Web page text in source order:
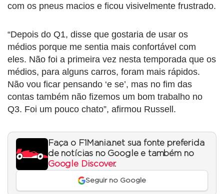
com os pneus macios e ficou visivelmente frustrado.
“Depois do Q1, disse que gostaria de usar os
médios porque me sentia mais confortável com
eles. Não foi a primeira vez nesta temporada que os
médios, para alguns carros, foram mais rápidos.
Não vou ficar pensando ‘e se’, mas no fim das
contas também não fizemos um bom trabalho no
Q3. Foi um pouco chato”, afirmou Russell.
Faça o F1Mania.net sua fonte preferida
de notícias no Google e também no
Google Discover.
Seguir no Google